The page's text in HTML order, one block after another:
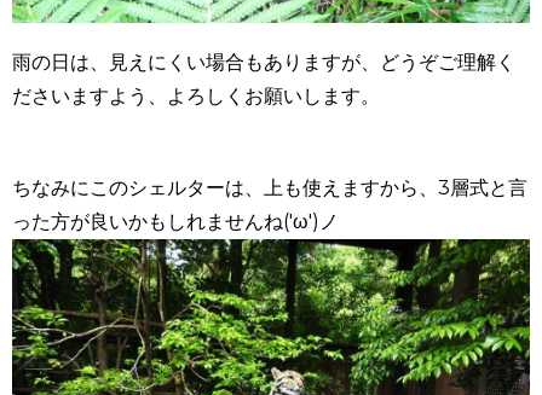
雨の日は、見えにくい場合もありますが、どうぞご理解く
ださいますよう、よろしくお願いします。
ちなみにこのシェルターは、上も使えますから、3層式と言
った方が良いかもしれませんね('ω')ノ